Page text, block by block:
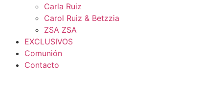
Carla Ruiz
Carol Ruiz & Betzzia
ZSA ZSA
EXCLUSIVOS
Comunión
Contacto